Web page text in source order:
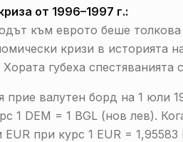
от 1996–1997 г.:
към еврото беше
кризи в историята
губеха
прие валутен борд на 1
1 DEM = 1 BGL (нов лев).
при курс 1 EUR = 1,95583